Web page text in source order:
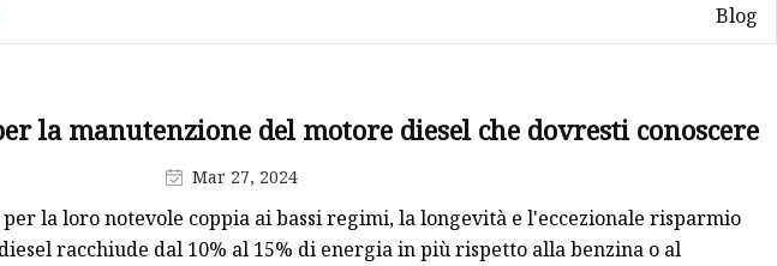
CANDELE DENSO
Candela per BMW
Blog
la manutenzione del motore diesel che dovresti conoscere
Mar 27, 2024
la loro notevole coppia ai bassi regimi, la longevità e l'eccezionale risparmio
racchiude dal 10% al 15% di energia in più rispetto alla benzina o al